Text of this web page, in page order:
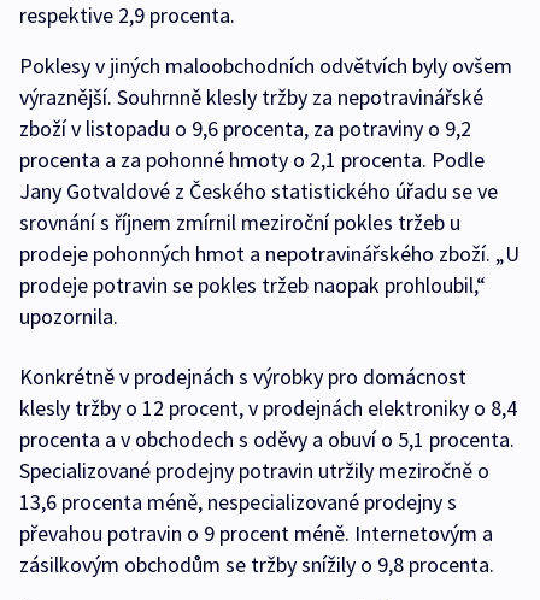
respektive 2,9 procenta.
Poklesy v jiných maloobchodních odvětvích byly ovšem
výraznější. Souhrnně klesly tržby za nepotravinářské
zboží v listopadu o 9,6 procenta, za potraviny o 9,2
procenta a za pohonné hmoty o 2,1 procenta. Podle
Jany Gotvaldové z Českého statistického úřadu se ve
srovnání s říjnem zmírnil meziroční pokles tržeb u
prodeje pohonných hmot a nepotravinářského zboží. „U
prodeje potravin se pokles tržeb naopak prohloubil,“
upozornila.
Konkrétně v prodejnách s výrobky pro domácnost
klesly tržby o 12 procent, v prodejnách elektroniky o 8,4
procenta a v obchodech s oděvy a obuví o 5,1 procenta.
Specializované prodejny potravin utržily meziročně o
13,6 procenta méně, nespecializované prodejny s
převahou potravin o 9 procent méně. Internetovým a
zásilkovým obchodům se tržby snížily o 9,8 procenta.